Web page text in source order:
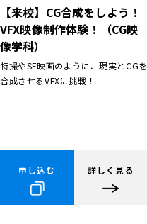
【来校】CG合成をしよう！
VFX映像制作体験！（CG映
像学科）
特撮やSF映画のように、現実とCGを
合成させるVFXに挑戦！
申し込む 詳しく見る